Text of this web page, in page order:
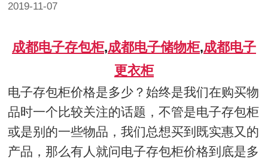
2019-11-07
成都电子存包柜,成都电子储物柜,成都电子
更衣柜
电子存包柜价格是多少？始终是我们在购买物
品时一个比较关注的话题，不管是电子存包柜
或是别的一些物品，我们总想买到既实惠又的
产品，那么有人就问电子存包柜价格到底是多